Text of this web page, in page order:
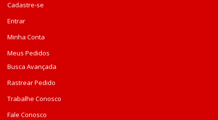
Cadastre-se
Entrar
Minha Conta
Meus Pedidos
Busca Avançada
Rastrear Pedido
Trabalhe Conosco
Fale Conosco